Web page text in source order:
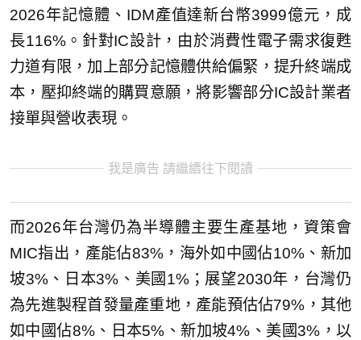
2026年記憶體、IDM產值達新台幣3999億元，成
長116%。針對IC設計，由於消費性電子需求復甦
力道有限，加上部分記憶體供給偏緊，提升終端成
本，壓抑終端的購買意願，將影響部分IC設計業者
接單與營收表現。
我是廣告 請繼續往下閱讀
而2026年台灣仍為半導體主要生產基地，資策會
MIC指出，產能佔83%，海外如中國佔10%、新加
坡3%、日本3%、美國1%；展望2030年，台灣仍
為先進製程首發量產重地，產能預估佔79%，其他
如中國佔8%、日本5%、新加坡4%、美國3%，以